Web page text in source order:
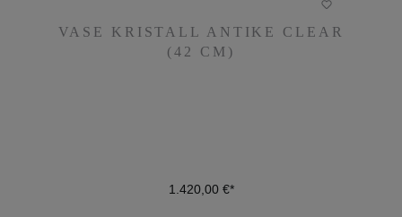
VASE KRISTALL ANTIKE CLEAR
(42 CM)
1.420,00 €*
(42 CM)
DETAILS